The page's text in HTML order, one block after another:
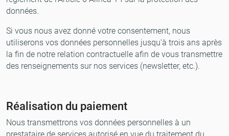
données.
Si vous nous avez donné votre consentement, nous
utiliserons vos données personnelles jusqu'à trois ans après
la fin de notre relation contractuelle afin de vous transmettre
des renseignements sur nos services (newsletter, etc.).
Réalisation du paiement
Nous transmettrons vos données personnelles à un